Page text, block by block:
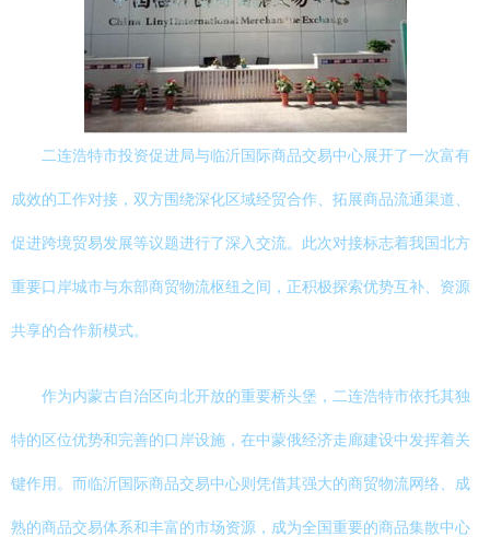
二连浩特市投资促进局与临沂国际商品交易中心展开了一次富有
成效的工作对接，双方围绕深化区域经贸合作、拓展商品流通渠道、
促进跨境贸易发展等议题进行了深入交流。此次对接标志着我国北方
重要口岸城市与东部商贸物流枢纽之间，正积极探索优势互补、资源
共享的合作新模式。
作为内蒙古自治区向北开放的重要桥头堡，二连浩特市依托其独
特的区位优势和完善的口岸设施，在中蒙俄经济走廊建设中发挥着关
键作用。而临沂国际商品交易中心则凭借其强大的商贸物流网络、成
熟的商品交易体系和丰富的市场资源，成为全国重要的商品集散中心